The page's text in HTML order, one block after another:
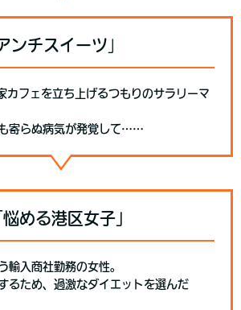
アンチスイーツ｣
カフェを立ち上げるつもりのサラリーマ
寄らぬ病気が発覚して……
悩める港区女子」
輸入商社勤務の女性。
るため、過激なダイエットを選んだ